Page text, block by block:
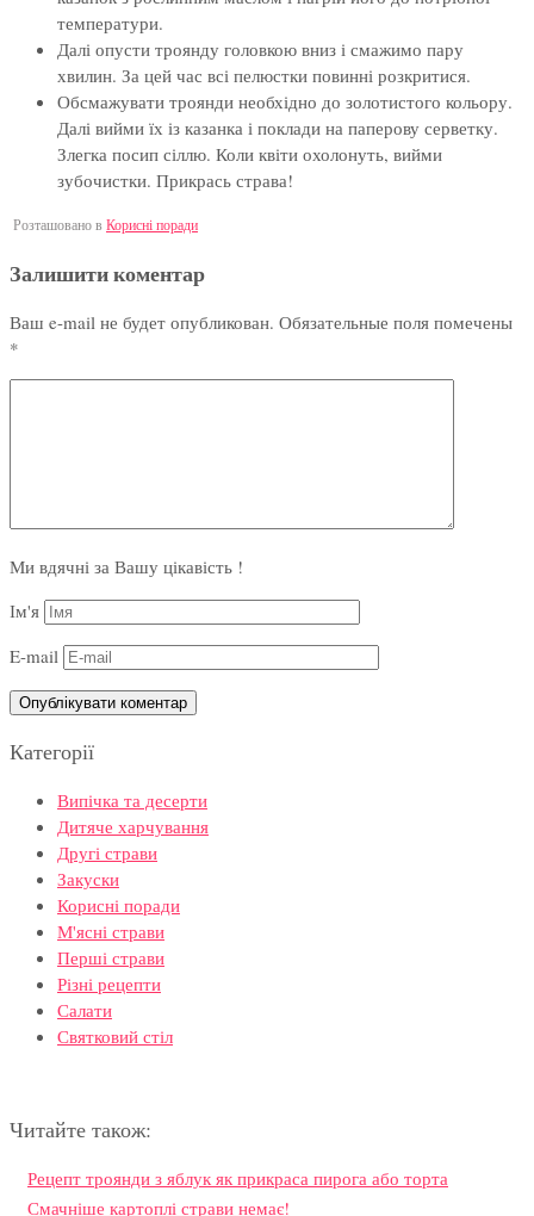
температури.
Далі опусти троянду головкою вниз і смажимо пару
хвилин. За цей час всі пелюстки повинні розкритися.
Обсмажувати троянди необхідно до золотистого кольору.
Далі вийми їх із казанка і поклади на паперову серветку.
Злегка посип сіллю. Коли квіти охолонуть, вийми
зубочистки. Прикрась страва!
Розташовано в Корисні поради
Залишити коментар
Ваш e-mail не будет опубликован. Обязательные поля помечены
*
Ми вдячні за Вашу цікавість !
Ім'я
E-mail
Категорії
Випічка та десерти
Дитяче харчування
Другі страви
Закуски
Корисні поради
М'ясні страви
Перші страви
Різні рецепти
Салати
Святковий стіл
Читайте також:
Рецепт троянди з яблук як прикраса пирога або торта
Смачніше картоплі страви немає!